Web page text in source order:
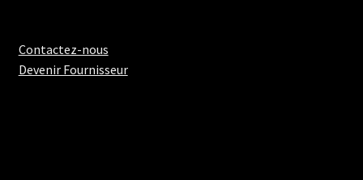
Contactez-nous
Devenir Fournisseur